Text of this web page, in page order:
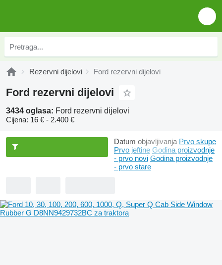
Rezervni dijelovi Ford rezervni dijelovi
Ford rezervni dijelovi
3434 oglasa: Ford rezervni dijelovi
Cijena: 16 € - 2.400 €
Datum objavljivanja Prvo skupe
Prvo jeftine Godina proizvodnje
- prvo novi Godina proizvodnje
- prvo stare